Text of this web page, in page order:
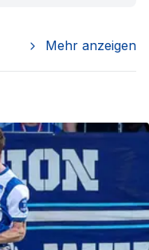
Mehr anzeigen